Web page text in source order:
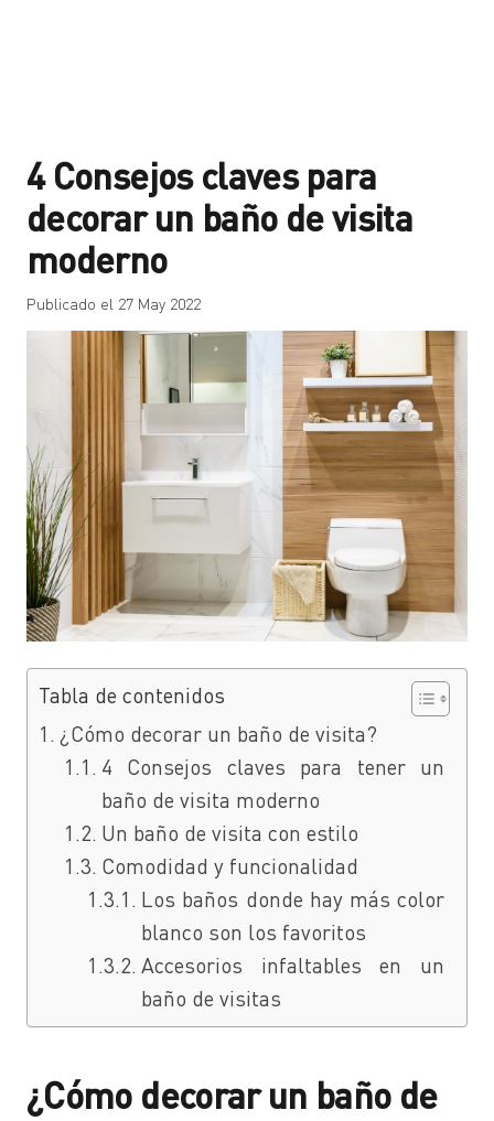
4 Consejos claves para
decorar un baño de visita
moderno
Publicado el 27 May 2022
Tabla de contenidos
¿Cómo decorar un baño de visita?
4 Consejos claves para tener un
baño de visita moderno
Un baño de visita con estilo
Comodidad y funcionalidad
Los baños donde hay más color
blanco son los favoritos
Accesorios infaltables en un
baño de visitas
¿Cómo decorar un baño de